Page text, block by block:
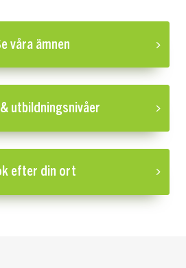
våra ämnen
utbildningsnivåer
efter din ort